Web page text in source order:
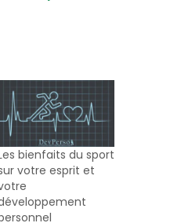
bienfaits du sport
votre esprit et